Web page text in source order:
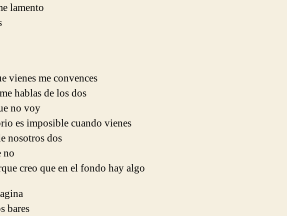
lamento
vienes me convences
hablas de los dos
no voy
es imposible cuando vienes
nosotros dos
no
creo que en el fondo hay algo
bares